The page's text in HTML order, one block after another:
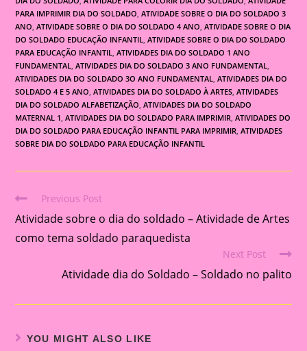
PARA IMPRIMIR DIA DO SOLDADO ATIVIDADE SOBRE O DIA DO SOLDADO 3
ANO ATIVIDADE SOBRE O DIA DO SOLDADO 4 ANO ATIVIDADE SOBRE O DIA
DO SOLDADO EDUCAÇÃO INFANTIL ATIVIDADE SOBRE O DIA DO SOLDADO
PARA EDUCAÇÃO INFANTIL ATIVIDADES DIA DO SOLDADO 1 ANO
FUNDAMENTAL ATIVIDADES DIA DO SOLDADO 3 ANO FUNDAMENTAL
ATIVIDADES DIA DO SOLDADO 3O ANO FUNDAMENTAL ATIVIDADES DIA DO
SOLDADO 4 E 5 ANO ATIVIDADES DIA DO SOLDADO À ARTES ATIVIDADES
DIA DO SOLDADO ALFABETIZAÇÃO ATIVIDADES DIA DO SOLDADO
MATERNAL 1 ATIVIDADES DIA DO SOLDADO PARA IMPRIMIR ATIVIDADES DO
DIA DO SOLDADO PARA EDUCAÇÃO INFANTIL PARA IMPRIMIR ATIVIDADES
SOBRE DIA DO SOLDADO PARA EDUCAÇÃO INFANTIL
Read
more
articles
Previous Post
Atividade sobre o dia do soldado – Atividade de Artes
como tema soldado paraquedista
Next Post
Atividade dia do Soldado – Soldado no palito
YOU MIGHT ALSO LIKE